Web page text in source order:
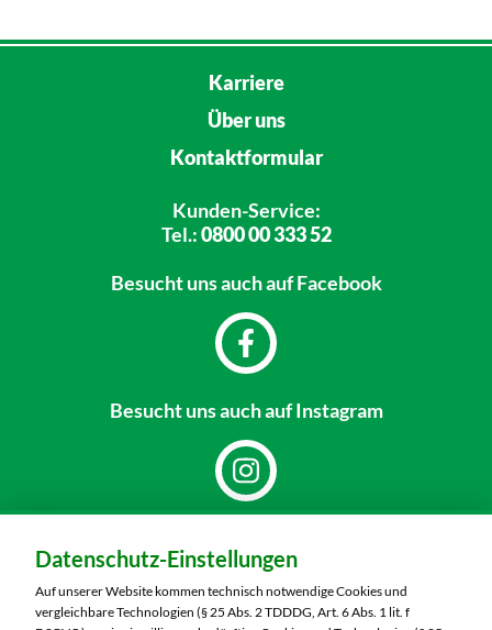
Karriere
Über uns
Kontaktformular
Kunden-Service:
Tel.:0800 00 333 52
Besucht unsauch auf Facebook
Besucht unsauch auf Instagram
MARKTKAUF Sonneberg-Hönbach
Neustadter Straße 199
96515 Sonneberg
Datenschutz-Einstellungen
Auf unserer Website kommen technisch notwendige Cookies und
vergleichbare Technologien (§ 25 Abs. 2 TDDDG, Art. 6 Abs. 1 lit. f